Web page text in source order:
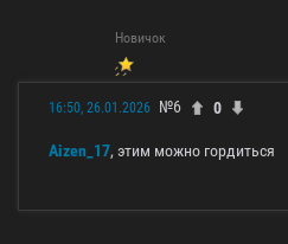
Новичок
16:50, 26.01.2026 №6 0
Aizen_17, этим можно гордиться